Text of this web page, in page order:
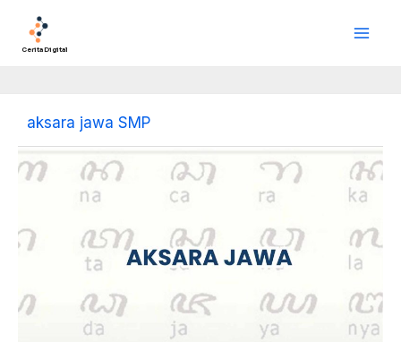
kontenCerita Digital
aksara jawa SMP
Aksara
Lebih